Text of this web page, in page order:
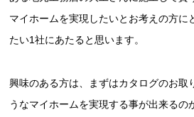
マイホームを実現したいとお考えの方に
たい1社にあたると思います。
興味のある方は、まずはカタログのお取
うなマイホームを実現する事が出来るの